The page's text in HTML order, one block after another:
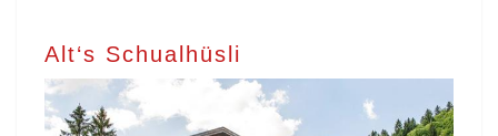
Alt‘s Schualhüsli